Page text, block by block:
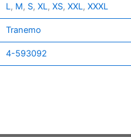
L, M, S, XL, XS, XXL, XXXL
Tranemo
4-593092